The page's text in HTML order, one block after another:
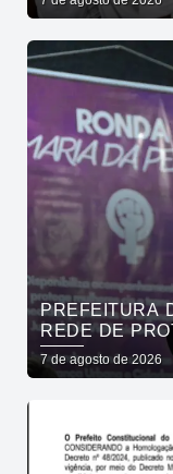
PREFEITURA
REDE DE
ENTENDE
7 de agosto de 2026